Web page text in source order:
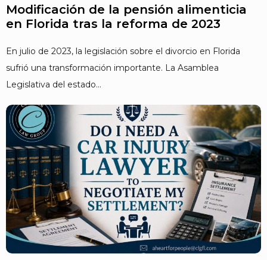
Modificación de la pensión alimenticia
en Florida tras la reforma de 2023
En julio de 2023, la legislación sobre el divorcio en Florida
sufrió una transformación importante. La Asamblea
Legislativa del estado...